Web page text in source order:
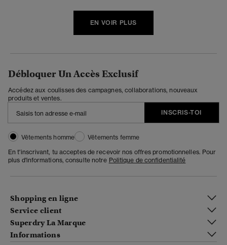
EN VOIR PLUS
Débloquer Un Accès Exclusif
Accédez aux coulisses des campagnes, collaborations, nouveaux
produits et ventes.
INSCRIS-TOI
Vêtements homme
Vêtements femme
En t'inscrivant, tu acceptes de recevoir nos offres promotionnelles. Pour
plus d'informations, consulte notre Politique de confidentialité
Shopping en ligne
Service client
Superdry La Marque
Informations